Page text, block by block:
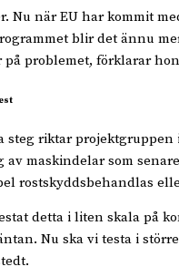
Nu när EU har kommit
blir det ännu
problemet, förklarar
steg riktar projektgruppen
av maskindelar som
rostskyddsbehandlas
detta i liten skala på
Nu ska vi testa i